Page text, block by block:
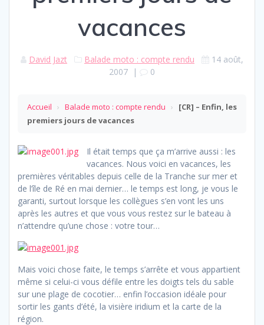
vacances
David Jazt Balade moto : compte rendu
14 août,
2007 | 0
Accueil › Balade moto : compte rendu ›
[CR] – Enfin, les
premiers jours de vacances
Il était temps que ça m’arrive aussi : les
vacances. Nous voici en vacances, les
premières véritables depuis celle de la Tranche sur mer et
de l’île de Ré en mai dernier… le temps est long, je vous le
garanti, surtout lorsque les collègues s’en vont les uns
après les autres et que vous vous restez sur le bateau à
n’attendre qu’une chose : votre tour…
Mais voici chose faite, le temps s’arrête et vous appartient
même si celui-ci vous défile entre les doigts tels du sable
sur une plage de cocotier… enfin l’occasion idéale pour
sortir les gants d’été, la visière iridium et la carte de la
région.